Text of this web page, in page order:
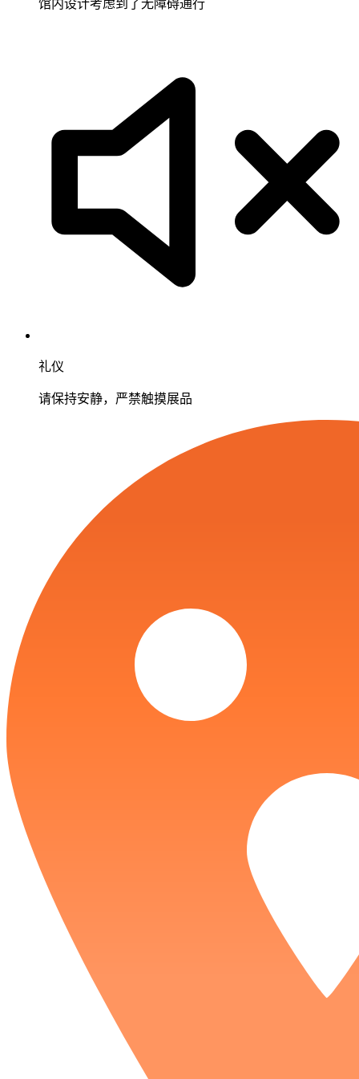
馆内设计考虑到了无障碍通行
礼仪
请保持安静，严禁触摸展品